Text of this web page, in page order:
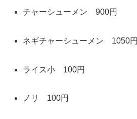
チャーシューメン 900円
ネギチャーシューメン 1050円
ライス小 100円
ノリ 100円